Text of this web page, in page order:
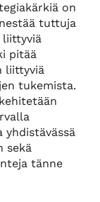
on
tuttuja
liittyviä
pitää
liittyviä
tukemista.
yhdistävässä
sekä
tänne